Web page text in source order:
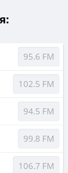
95.6 FM
102.5 FM
94.5 FM
99.8 FM
106.7 FM